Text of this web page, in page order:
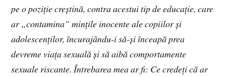
pe o poziție creștină, contra acestui tip de educație, care
ar „contamina” mințile inocente ale copiilor și
adolescenților, încurajându-i să-și înceapă prea
devreme viața sexuală și să aibă comportamente
sexuale riscante. Întrebarea mea ar fi: Ce credeți că ar